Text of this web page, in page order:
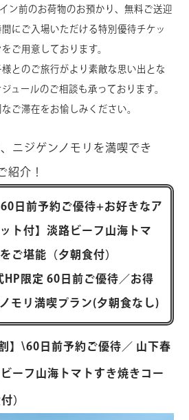
ン前のお荷物のお預かり、無料ご送迎
にご入場いただける特別優待チケッ
ご用意しております。
とのご旅行がより素敵な思い出とな
ュールのご相談も承っております。
ご滞在をお愉しみください。
ニジゲンノモリを満喫でき
紹介！
日前予約ご優待+お好きなア
ト付】淡路ビーフ山海トマ
ご堪能（夕朝食付）
HP限定 60日前ご優待／お得
モリ満喫プラン(夕朝食なし)
】\60日前予約ご優待／ 山下春
ーフ山海トマトすき焼きコー
）